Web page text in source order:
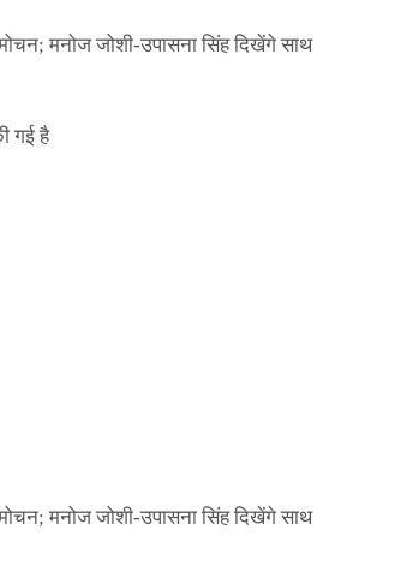
मनोज जोशी-उपासना सिंह दिखेंगे साथ
गई है
की
मनोज जोशी-उपासना सिंह दिखेंगे साथ